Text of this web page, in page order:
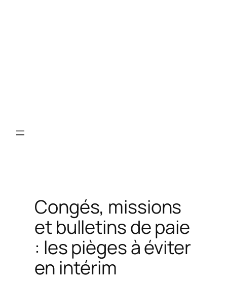
Congés, missions
et bulletins de paie
: les pièges à éviter
en intérim